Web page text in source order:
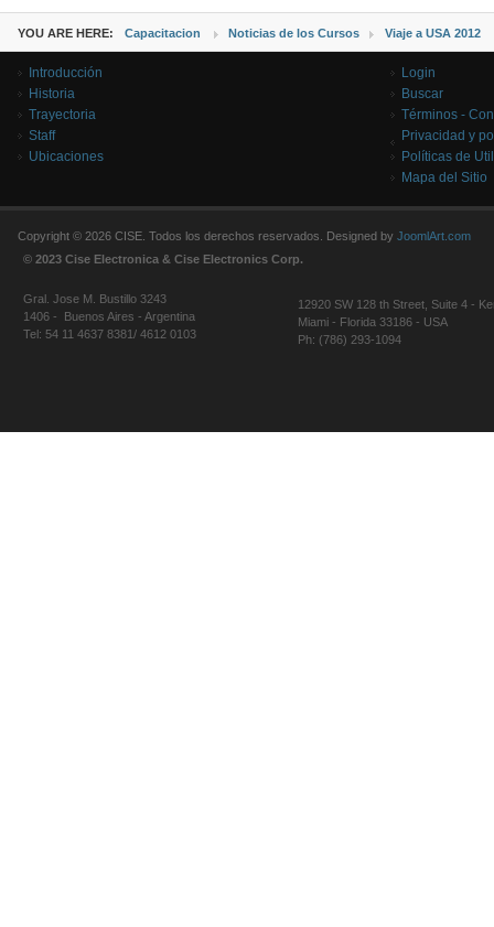
YOU ARE HERE: Capacitacion Noticias de los Cursos Viaje a USA 2012
Introducción
Historia
Trayectoria
Staff
Ubicaciones
Login
Buscar
Términos -
Privacidad y
Políticas de
Mapa del Sitio
Copyright © 2026 CISE. Todos los derechos reservados. Designed by JoomlArt.com
© 2023 Cise Electronica & Cise Electronics Corp.
Gral. Jose M. Bustillo 3243
1406 - Buenos Aires - Argentina
Tel: 54 11 4637 8381/ 4612 0103
12920 SW 128 th Street, Suite 4 -
Miami - Florida 33186 - USA
Ph: (786) 293-1094